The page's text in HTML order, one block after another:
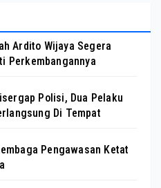
Ardito Wijaya Segera
Perkembangannya
Polisi, Dua Pelaku
Di Tempat
Pengawasan Ketat